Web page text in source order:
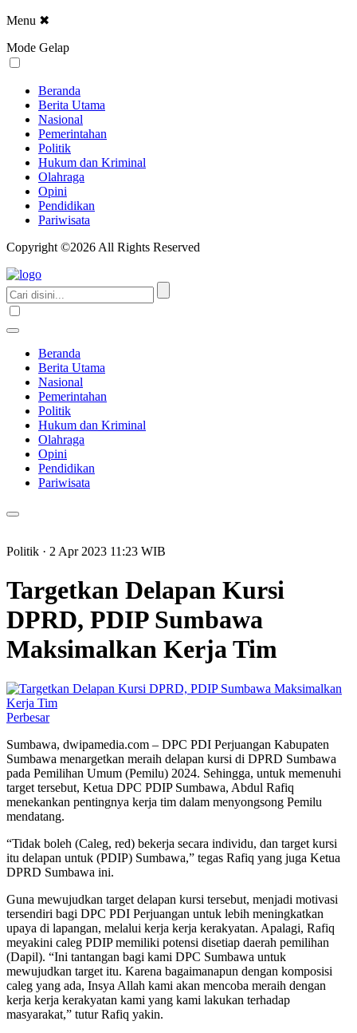
Menu ✖
Mode Gelap
Beranda
Berita Utama
Nasional
Pemerintahan
Politik
Hukum dan Kriminal
Olahraga
Opini
Pendidikan
Pariwisata
Copyright ©2026 All Rights Reserved
Beranda
Berita Utama
Nasional
Pemerintahan
Politik
Hukum dan Kriminal
Olahraga
Opini
Pendidikan
Pariwisata
Politik · 2 Apr 2023 11:23 WIB
Targetkan Delapan Kursi
DPRD, PDIP Sumbawa
Maksimalkan Kerja Tim
Perbesar
Sumbawa, dwipamedia.com – DPC PDI Perjuangan Kabupaten
Sumbawa menargetkan meraih delapan kursi di DPRD Sumbawa
pada Pemilihan Umum (Pemilu) 2024. Sehingga, untuk memenuhi
target tersebut, Ketua DPC PDIP Sumbawa, Abdul Rafiq
menekankan pentingnya kerja tim dalam menyongsong Pemilu
mendatang.
“Tidak boleh (Caleg, red) bekerja secara individu, dan target kursi
itu delapan untuk (PDIP) Sumbawa,” tegas Rafiq yang juga Ketua
DPRD Sumbawa ini.
Guna mewujudkan target delapan kursi tersebut, menjadi motivasi
tersendiri bagi DPC PDI Perjuangan untuk lebih meningkatkan
upaya di lapangan, melalui kerja kerja kerakyatan. Apalagi, Rafiq
meyakini caleg PDIP memiliki potensi disetiap daerah pemilihan
(Dapil). “Ini tantangan bagi kami DPC Sumbawa untuk
mewujudkan target itu. Karena bagaimanapun dengan komposisi
caleg yang ada, Insya Allah kami akan mencoba meraih dengan
kerja kerja kerakyatan kami yang kami lakukan terhadap
masyarakat,” tutur Rafiq yakin.